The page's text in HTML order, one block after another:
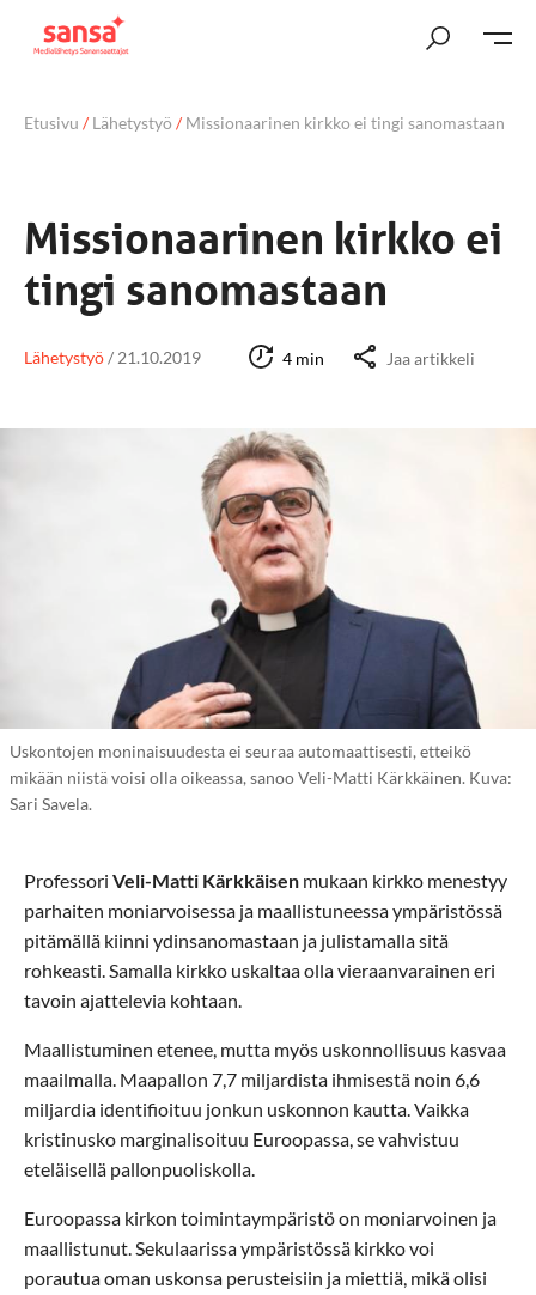
Etusivu /Lähetystyö /Missionaarinen kirkko ei tingi sanomastaan
Missionaarinen kirkko ei
tingi sanomastaan
Lähetystyö/ 21.10.2019 4 min Jaa artikkeli
Uskontojen moninaisuudesta ei seuraa automaattisesti, etteikö
mikään niistä voisi olla oikeassa, sanoo Veli-Matti Kärkkäinen. Kuva:
Sari Savela.
Professori Veli-Matti Kärkkäisen mukaan kirkko menestyy
parhaiten moniarvoisessa ja maallistuneessa ympäristössä
pitämällä kiinni ydinsanomastaan ja julistamalla sitä
rohkeasti. Samalla kirkko uskaltaa olla vieraanvarainen eri
tavoin ajattelevia kohtaan.
Maallistuminen etenee, mutta myös uskonnollisuus kasvaa
maailmalla. Maapallon 7,7 miljardista ihmisestä noin 6,6
miljardia identifioituu jonkun uskonnon kautta. Vaikka
kristinusko marginalisoituu Euroopassa, se vahvistuu
eteläisellä pallonpuoliskolla.
Euroopassa kirkon toimintaympäristö on moniarvoinen ja
maallistunut. Sekulaarissa ympäristössä kirkko voi
porautua oman uskonsa perusteisiin ja miettiä, mikä olisi